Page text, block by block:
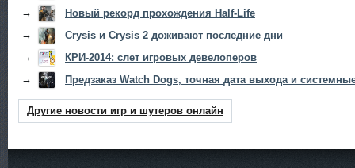
→
Новый рекорд прохождения Half-Life
→
Crysis и Crysis 2 доживают последние дни
→
КРИ-2014: слет игровых девелоперов
→
Предзаказ Watch Dogs, точная дата выхода и
Другие новости игр и шутеров онлайн